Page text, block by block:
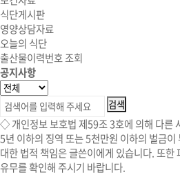
식단게시판
영양상담자료
오늘의 식단
출산물이력번호 조회
공지사항
◇ 개인정보 보호법 제59조 3호에 의해 다른
5년 이하의 징역 또는 5천만원 이하의 벌금
대한 법적 책임은 글쓴이에게 있습니다. 또한
유무를 확인해 주시기 바랍니다.